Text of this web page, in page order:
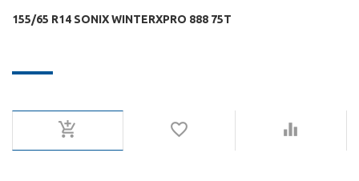
155/65 R14 SONIX WINTERXPRO 888 75T